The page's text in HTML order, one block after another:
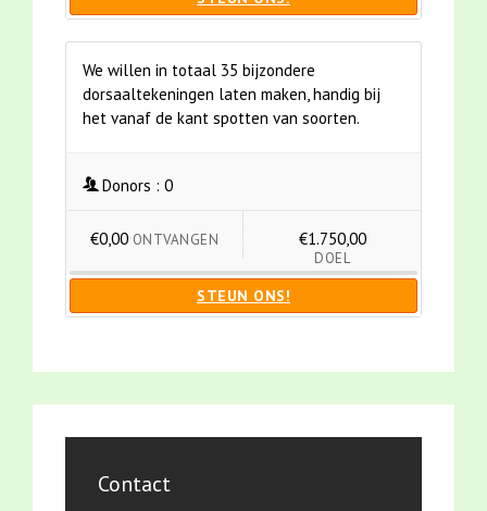
We willen in totaal 35 bijzondere
dorsaaltekeningen laten maken, handig bij
het vanaf de kant spotten van soorten.
Donors : 0
€0,00 ONTVANGEN €1.750,00
DOEL
STEUN ONS!
Contact